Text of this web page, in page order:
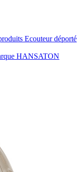
Ecouteur déporté
HANSATON